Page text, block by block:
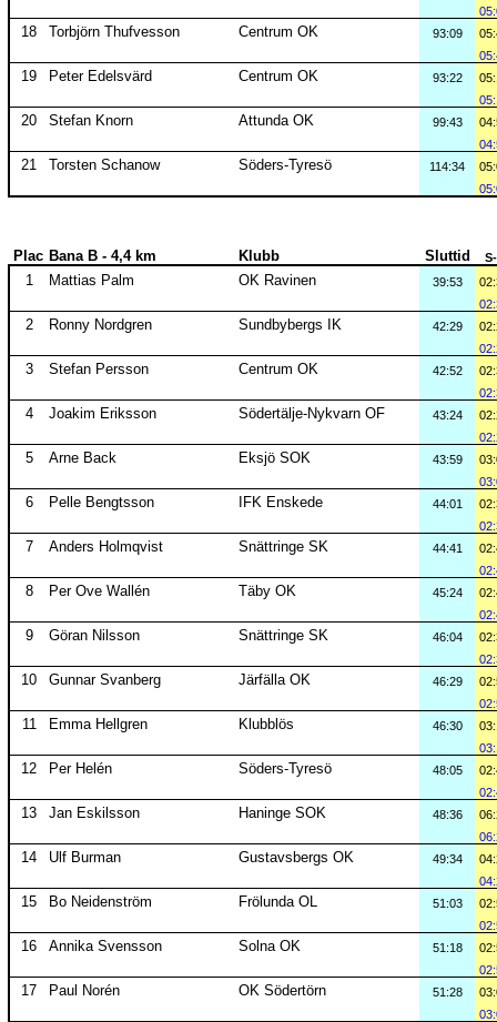
18 Torbjörn Thufvesson Centrum OK 93:09
19 Peter Edelsvärd Centrum OK 93:22
20 Stefan Knorn Attunda OK 99:43
21 Torsten Schanow Söders-Tyresö 114:34
Plac Bana B - 4,4 km Klubb Sluttid
1 Mattias Palm OK Ravinen 39:53
2 Ronny Nordgren Sundbybergs IK 42:29
3 Stefan Persson Centrum OK 42:52
4 Joakim Eriksson Södertälje-Nykvarn OF 43:24
5 Arne Back Eksjö SOK 43:59
6 Pelle Bengtsson IFK Enskede 44:01
7 Anders Holmqvist Snättringe SK 44:41
8 Per Ove Wallén Täby OK 45:24
9 Göran Nilsson Snättringe SK 46:04
10 Gunnar Svanberg Järfälla OK 46:29
11 Emma Hellgren Klubblös 46:30
12 Per Helén Söders-Tyresö 48:05
13 Jan Eskilsson Haninge SOK 48:36
14 Ulf Burman Gustavsbergs OK 49:34
15 Bo Neidenström Frölunda OL 51:03
16 Annika Svensson Solna OK 51:18
17 Paul Norén OK Södertörn 51:28